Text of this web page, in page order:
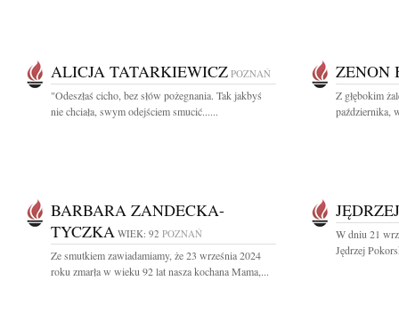
ALICJA TATARKIEWICZ POZNAŃ
"Odeszłaś cicho, bez słów pożegnania. Tak jakbyś
nie chciała, swym odejściem smucić......
ZENON
Z głębokim
października,
BARBARA ZANDECKA-
TYCZKA WIEK: 92 POZNAŃ
Ze smutkiem zawiadamiamy, że 23 września 2024
roku zmarła w wieku 92 lat nasza kochana Mama,...
W dniu 21
Jędrzej